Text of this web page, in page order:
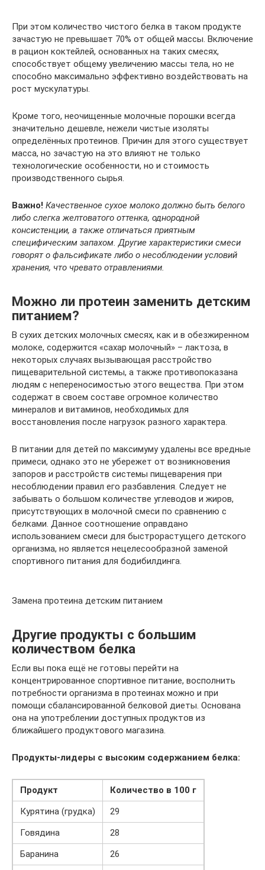
При этом количество чистого белка в таком продукте
зачастую не превышает 70% от общей массы. Включение
в рацион коктейлей, основанных на таких смесях,
способствует общему увеличению массы тела, но не
способно максимально эффективно воздействовать на
рост мускулатуры.
Кроме того, неочищенные молочные порошки всегда
значительно дешевле, нежели чистые изоляты
определённых протеинов. Причин для этого существует
масса, но зачастую на это влияют не только
технологические особенности, но и стоимость
производственного сырья.
Важно! Качественное сухое молоко должно быть белого
либо слегка желтоватого оттенка, однородной
консистенции, а также отличаться приятным
специфическим запахом. Другие характеристики смеси
говорят о фальсификате либо о несоблюдении условий
хранения, что чревато отравлениями.
Можно ли протеин заменить детским
питанием?
В сухих детских молочных смесях, как и в обезжиренном
молоке, содержится «сахар молочный» – лактоза, в
некоторых случаях вызывающая расстройство
пищеварительной системы, а также противопоказана
людям с непереносимостью этого вещества. При этом
содержат в своем составе огромное количество
минералов и витаминов, необходимых для
восстановления после нагрузок разного характера.
В питании для детей по максимуму удалены все вредные
примеси, однако это не убережет от возникновения
запоров и расстройств системы пищеварения при
несоблюдении правил его разбавления. Следует не
забывать о большом количестве углеводов и жиров,
присутствующих в молочной смеси по сравнению с
белками. Данное соотношение оправдано
использованием смеси для быстрорастущего детского
организма, но является нецелесообразной заменой
спортивного питания для бодибилдинга.
Замена протеина детским питанием
Другие продукты с большим
количеством белка
Если вы пока ещё не готовы перейти на
концентрированное спортивное питание, восполнить
потребности организма в протеинах можно и при
помощи сбалансированной белковой диеты. Основана
она на употреблении доступных продуктов из
ближайшего продуктового магазина.
Продукты-лидеры с высоким содержанием белка:
Продукт
Количество в 100 г
Курятина (грудка)
29
Говядина
28
Баранина
26